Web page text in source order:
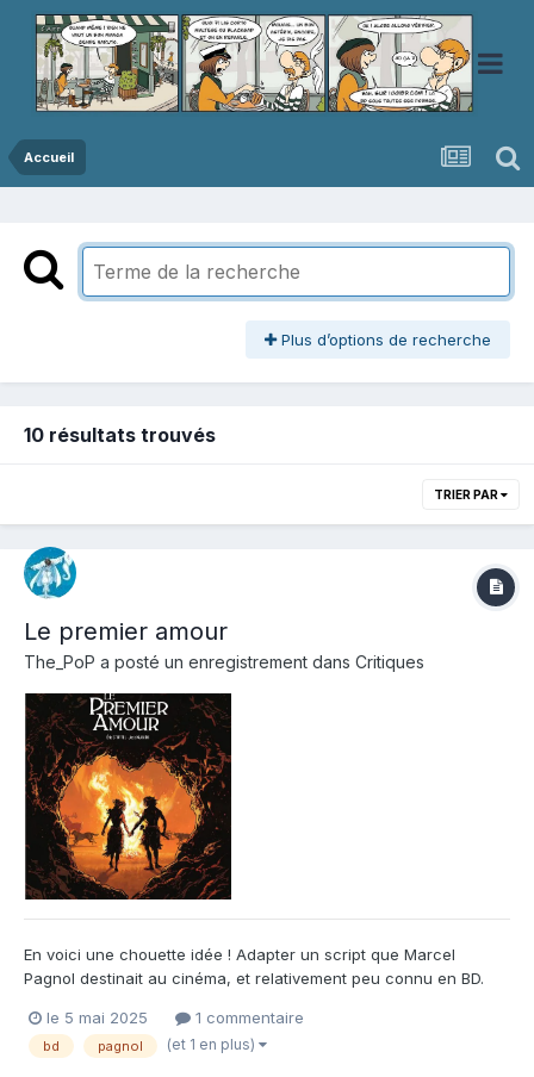
Accueil
Plus d’options de recherche
10 résultats trouvés
TRIER PAR
Le premier amour
The_PoP a posté un enregistrement dans Critiques
En voici une chouette idée ! Adapter un script que Marcel
Pagnol destinait au cinéma, et relativement peu connu en BD.
provençal, et une histoire qui effectivement aurait été taillée
pour le cinéma. On passera volontiers sur les multiples i...
le 5 mai 2025 1 commentaire
bd pagnol (et 1 en plus)